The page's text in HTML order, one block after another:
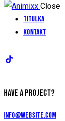
Close
Titulka
Kontakt
HAVE A PROJECT?
info@website.com